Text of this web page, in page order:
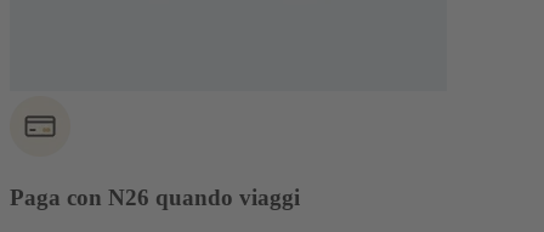
Paga con N26 quando viaggi